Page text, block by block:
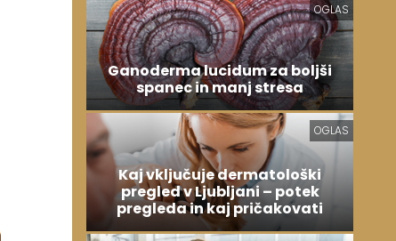
OGLAS
Ganoderma lucidum za boljši
spanec in manj stresa
OGLAS
Kaj vključuje dermatološki
pregled v Ljubljani – potek
pregleda in kaj pričakovati